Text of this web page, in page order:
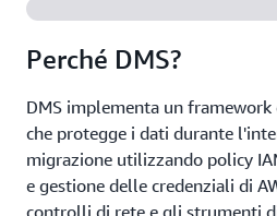
Perché DMS?
DMS implementa un
che protegge i dati durante
migrazione utilizzando policy
e gestione delle credenziali di
controlli di rete e gli strumenti